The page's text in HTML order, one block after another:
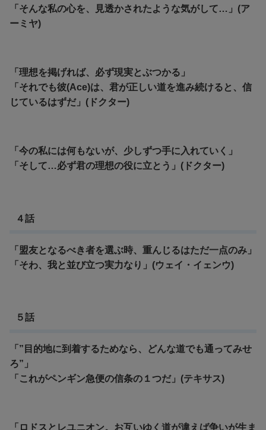
「そんな私の心を、見透かされたような気がして…」(ア
ーミヤ)
「理想を掲げれば、必ず現実とぶつかる」
「それでも彼(Ace)は、君が正しい道を進み続けると、信
じているはずだ」(ドクター)
「今の私には何もないが、少しずつ手に入れていく」
「そして…必ず君の理想の役に立とう」(ドクター)
４話
「盟友となるべき者を選ぶ時、重んじるはただ一点のみ」
「そわ、我と並び立つ実力なり」(ウェイ・イェンウ)
５話
「”目的地に到着するためなら、どんな道でも通ってみせ
ろ”」
「これがペンギン急便の信条の１つだ」(テキサス)
「ロドスとレユニオン。お互いゆく道が違えば争いが生ま